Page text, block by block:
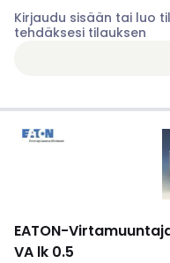
Kirjaudu sisään tai luo
tehdäksesi tilauksen
EATON-
VA lk 0.5